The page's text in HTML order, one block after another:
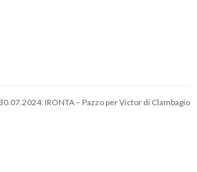
IRONTA – Pazzo per Victor di Clambagio